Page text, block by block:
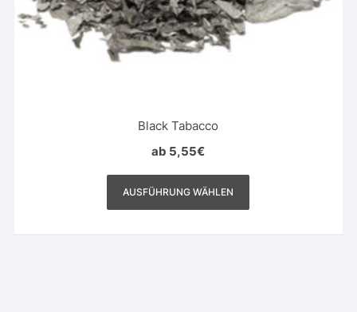
Black Tabacco
ab 5,55€
AUSFÜHRUNG WÄHLEN
Dieses
weist